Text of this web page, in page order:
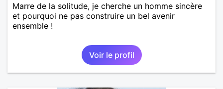
Marre de la solitude, je cherche un homme sincère
et pourquoi ne pas construire un bel avenir
ensemble !
Voir le profil